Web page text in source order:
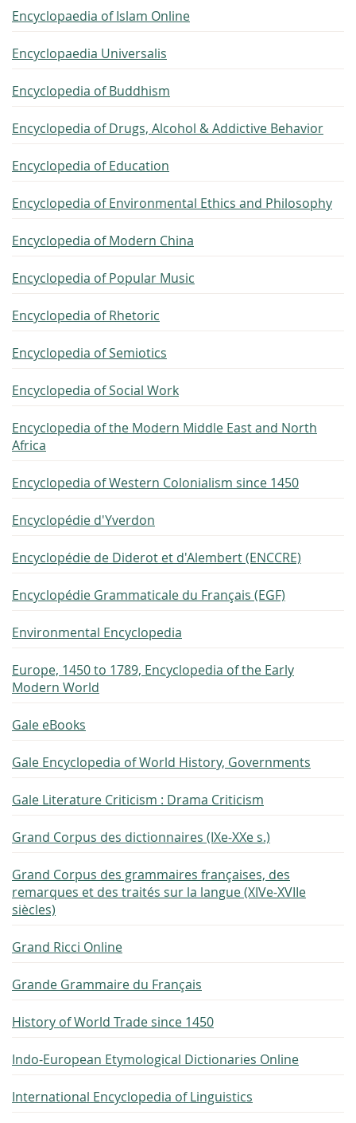
Encyclopaedia of Islam Online
Encyclopaedia Universalis
Encyclopedia of Buddhism
Encyclopedia of Drugs, Alcohol & Addictive Behavior
Encyclopedia of Education
Encyclopedia of Environmental Ethics and Philosophy
Encyclopedia of Modern China
Encyclopedia of Popular Music
Encyclopedia of Rhetoric
Encyclopedia of Semiotics
Encyclopedia of Social Work
Encyclopedia of the Modern Middle East and North
Africa
Encyclopedia of Western Colonialism since 1450
Encyclopédie d'Yverdon
Encyclopédie de Diderot et d'Alembert (ENCCRE)
Encyclopédie Grammaticale du Français (EGF)
Environmental Encyclopedia
Europe, 1450 to 1789, Encyclopedia of the Early
Modern World
Gale eBooks
Gale Encyclopedia of World History, Governments
Gale Literature Criticism : Drama Criticism
Grand Corpus des dictionnaires (IXe-XXe s.)
Grand Corpus des grammaires françaises, des
remarques et des traités sur la langue (XIVe-XVIIe
siècles)
Grand Ricci Online
Grande Grammaire du Français
History of World Trade since 1450
Indo-European Etymological Dictionaries Online
International Encyclopedia of Linguistics